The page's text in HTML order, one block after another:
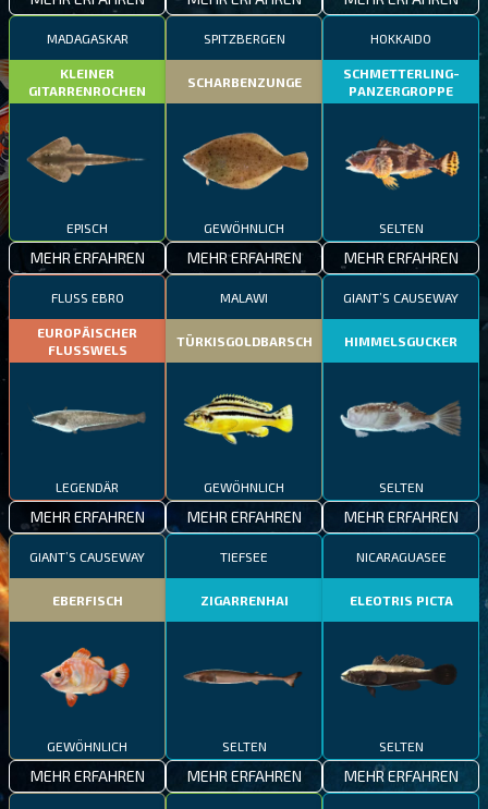
MADAGASKAR
KLEINER
GITARRENROCHEN
EPISCH
MEHR ERFAHREN
SPITZBERGEN
SCHARBENZUNGE
GEWÖHNLICH
MEHR ERFAHREN
HOKKAIDO
SCHMETTERLING-
PANZERGROPPE
SELTEN
MEHR ERFAHREN
FLUSS EBRO
EUROPÄISCHER
FLUSSWELS
LEGENDÄR
MEHR ERFAHREN
MALAWI
TÜRKISGOLDBARSCH
GEWÖHNLICH
MEHR ERFAHREN
GIANT’S CAUSEWAY
HIMMELSGUCKER
SELTEN
MEHR ERFAHREN
GIANT’S CAUSEWAY
EBERFISCH
GEWÖHNLICH
MEHR ERFAHREN
TIEFSEE
ZIGARRENHAI
SELTEN
MEHR ERFAHREN
NICARAGUASEE
ELEOTRIS PICTA
SELTEN
MEHR ERFAHREN